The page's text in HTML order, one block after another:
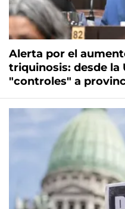
Alerta por el
triquinosis: desde la
"controles" a